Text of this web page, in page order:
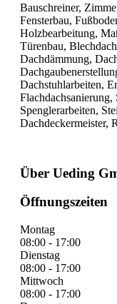
Bauschreiner,
Fensterbau,
Holzbearbeitung,
Türenbau,
Dachdämmung,
Dachstuhlarbeiten,
Flachdachsanierung,
Spenglerarbeiten,
Dachdeckermeister,
Über Ueding
Öffnungszeiten
Montag
08:00 - 17:00
Dienstag
08:00 - 17:00
Mittwoch
08:00 - 17:00